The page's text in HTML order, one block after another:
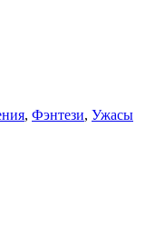
, Фэнтези, Ужасы